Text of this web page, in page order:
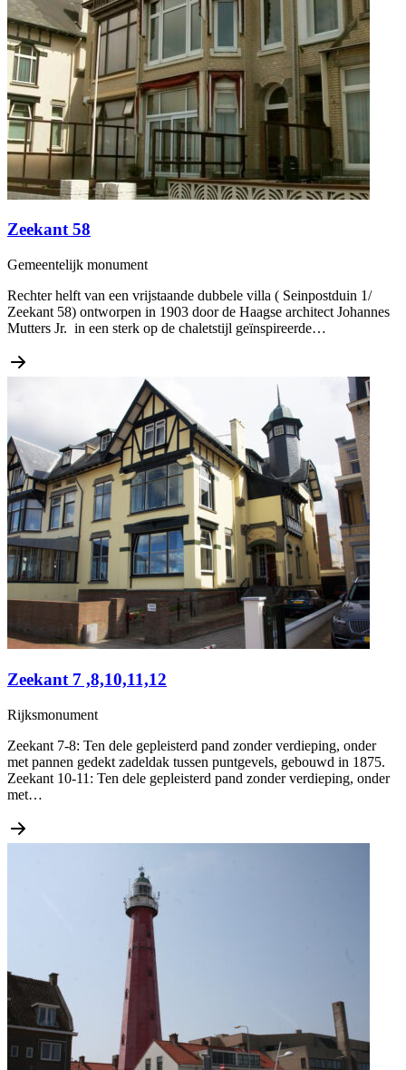
Zeekant 58
Gemeentelijk monument
Rechter helft van een vrijstaande dubbele villa ( Seinpostduin 1/
Zeekant 58) ontworpen in 1903 door de Haagse architect Johannes
Mutters Jr. in een sterk op de chaletstijl geïnspireerde…
Zeekant 7 ,8,10,11,12
Rijksmonument
Zeekant 7-8: Ten dele gepleisterd pand zonder verdieping, onder
met pannen gedekt zadeldak tussen puntgevels, gebouwd in 1875.
Zeekant 10-11: Ten dele gepleisterd pand zonder verdieping, onder
met…